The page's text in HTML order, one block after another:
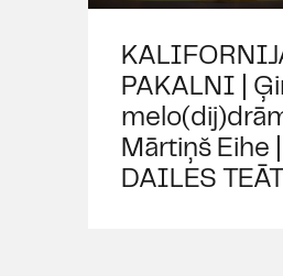
PAKALNI |
Mārtiņš Eihe |
DAILES